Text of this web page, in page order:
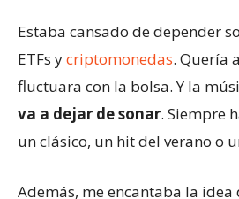
Estaba cansado de depender
ETFs ycriptomonedas. Quería
fluctuara con la bolsa. Y la
va a dejar de sonar. Siempre
un clásico, un hit del verano o
Además, me encantaba la idea